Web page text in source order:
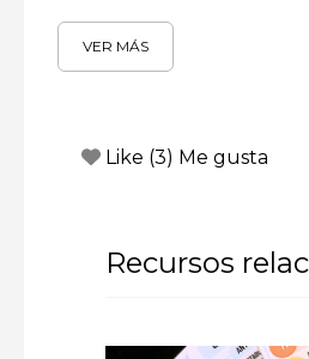
VER MÁS
Like (3) Me gusta
Recursos